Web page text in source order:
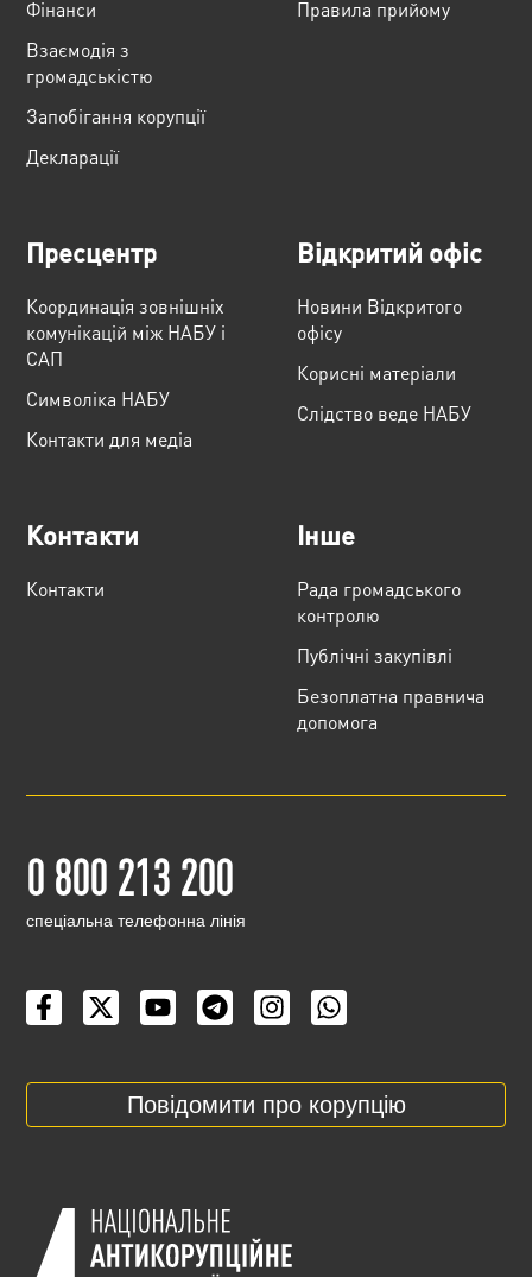
Фінанси
Взаємодія з
громадськістю
Запобігання корупції
Декларації
Правила прийому
Пресцентр
Координація зовнішніх
комунікацій між НАБУ і
САП
Cимволіка НАБУ
Контакти для медіа
Відкритий офіс
Новини Відкритого
офісу
Корисні матеріали
Слідство веде НАБУ
Контакти
Контакти
Інше
Рада громадського
контролю
Публічні закупівлі
Безоплатна правнича
допомога
0 800 213 200
cпеціальна телефонна лінія
Повідомити про корупцію